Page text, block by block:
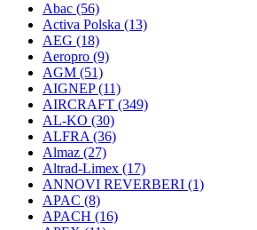
Abac (56)
Activa Polska (13)
AEG (18)
Aeropro (9)
AGM (51)
AIGNEP(11)
AIRCRAFT (349)
AL-KO (30)
ALFRA (36)
Almaz (27)
Altrad-Limex (17)
ANNOVI REVERBERI (1)
APAC (8)
APACH (16)